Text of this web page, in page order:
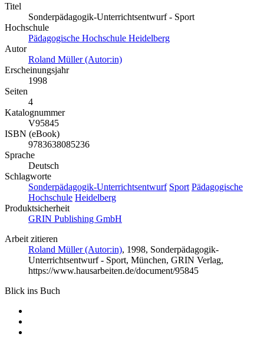
Titel
Sonderpädagogik-Unterrichtsentwurf - Sport
Hochschule
Pädagogische Hochschule Heidelberg
Autor
Roland Müller (Autor:in)
Erscheinungsjahr
1998
Seiten
4
Katalognummer
V95845
ISBN (eBook)
9783638085236
Sprache
Deutsch
Schlagworte
Sonderpädagogik-Unterrichtsentwurf Sport Pädagogische
Hochschule Heidelberg
Produktsicherheit
GRIN Publishing GmbH
Arbeit zitieren
Roland Müller (Autor:in), 1998, Sonderpädagogik-
Unterrichtsentwurf - Sport, München, GRIN Verlag,
https://www.hausarbeiten.de/document/95845
Blick ins Buch